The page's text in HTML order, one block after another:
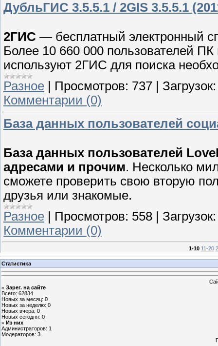
ДубльГИС 3.5.5.1 / 2GIS 3.5.5.1
2ГИС — бесплатный электронный
Более 10 660 000 пользователей
используют 2ГИС для поиска
Разное
Просмотров: 737
Загрузок:
Комментарии (0)
База данных пользователей
База данных пользователей
адресами и прочим. Несколько
сможете проверить свою вторую
друзья или знакомые.
Разное
Просмотров: 558
Загрузок:
Комментарии (0)
1-10 11-20
Статистика
» Зарег. на сайте
Всего: 62834
Новых за месяц: 0
Новых за неделю: 0
Новых вчера: 0
Новых сегодня: 0
» Из них
Администраторов: 1
Модераторов: 3